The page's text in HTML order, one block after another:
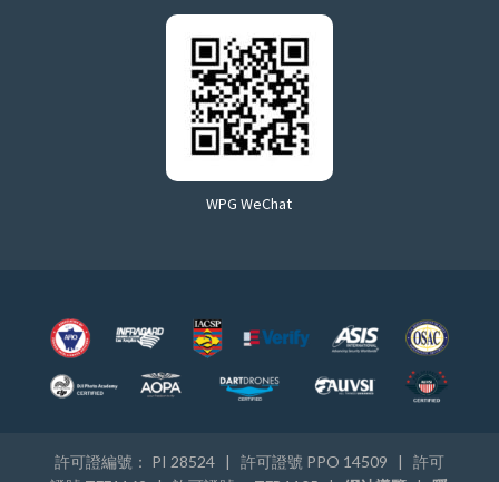
WPG WeChat
許可證編號： PI 28524 | 許可證號 PPO 14509 | 許可